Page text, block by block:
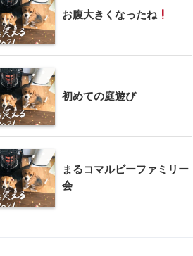
お腹大きくなったね
初めての庭遊び
まるコマルビーファミリー
会